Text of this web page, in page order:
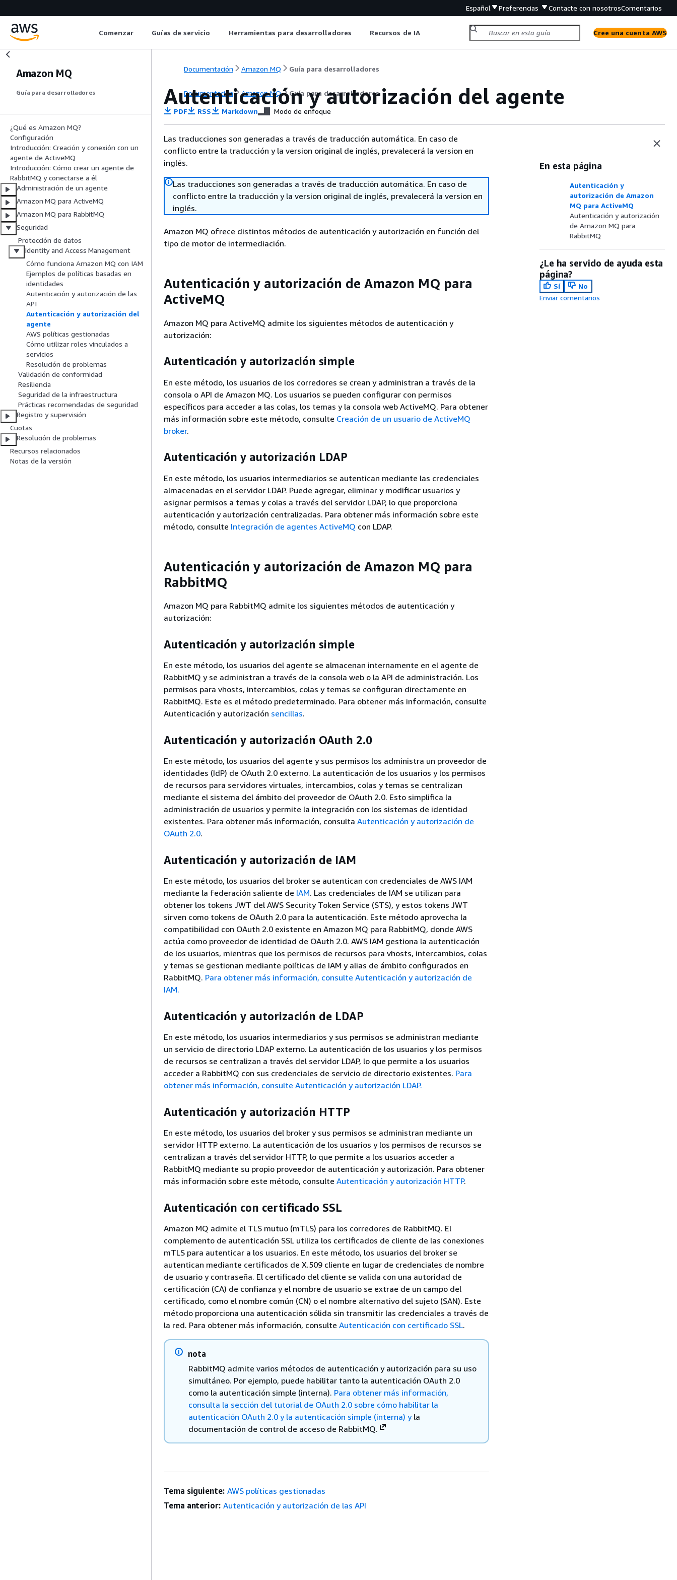
Español Preferencias Contacte con nosotrosComentarios
Comenzar Guías de servicio Herramientas para desarrolladores Recursos de IA Cree una cuenta AWS
Amazon MQ
Guía para desarrolladores
¿Qué es Amazon MQ?
Configuración
Introducción: Creación y conexión con un
agente de ActiveMQ
Introducción: Cómo crear un agente de
RabbitMQ y conectarse a él
Administración de un agente
Amazon MQ para ActiveMQ
Amazon MQ para RabbitMQ
Seguridad
Protección de datos
Identity and Access Management
Cómo funciona Amazon MQ con IAM
Ejemplos de políticas basadas en
identidades
Autenticación y autorización de las
API
Autenticación y autorización del
agente
AWS políticas gestionadas
Cómo utilizar roles vinculados a
servicios
Resolución de problemas
Validación de conformidad
Resiliencia
Seguridad de la infraestructura
Prácticas recomendadas de seguridad
Registro y supervisión
Cuotas
Resolución de problemas
Recursos relacionados
Notas de la versión
Documentación Amazon MQ Guía para desarrolladores
Documentación Amazon MQ Guía para desarrolladores
Autenticación y autorización del agente
PDF RSS Markdown Modo de enfoque
Las traducciones son generadas a través de traducción automática. En caso de
conflicto entre la traducción y la version original de inglés, prevalecerá la version en
inglés.
Las traducciones son generadas a través de traducción automática. En caso de
conflicto entre la traducción y la version original de inglés, prevalecerá la version en
inglés.
Amazon MQ ofrece distintos métodos de autenticación y autorización en función del
tipo de motor de intermediación.
Autenticación y autorización de Amazon MQ para
ActiveMQ
Amazon MQ para ActiveMQ admite los siguientes métodos de autenticación y
autorización:
Autenticación y autorización simple
En este método, los usuarios de los corredores se crean y administran a través de la
consola o API de Amazon MQ. Los usuarios se pueden configurar con permisos
específicos para acceder a las colas, los temas y la consola web ActiveMQ. Para obtener
más información sobre este método, consulte Creación de un usuario de ActiveMQ
broker.
Autenticación y autorización LDAP
En este método, los usuarios intermediarios se autentican mediante las credenciales
almacenadas en el servidor LDAP. Puede agregar, eliminar y modificar usuarios y
asignar permisos a temas y colas a través del servidor LDAP, lo que proporciona
autenticación y autorización centralizadas. Para obtener más información sobre este
método, consulte Integración de agentes ActiveMQ con LDAP.
Autenticación y autorización de Amazon MQ para
RabbitMQ
Amazon MQ para RabbitMQ admite los siguientes métodos de autenticación y
autorización:
Autenticación y autorización simple
En este método, los usuarios del agente se almacenan internamente en el agente de
RabbitMQ y se administran a través de la consola web o la API de administración. Los
permisos para vhosts, intercambios, colas y temas se configuran directamente en
RabbitMQ. Este es el método predeterminado. Para obtener más información, consulte
Autenticación y autorización sencillas.
Autenticación y autorización OAuth 2.0
En este método, los usuarios del agente y sus permisos los administra un proveedor de
identidades (IdP) de OAuth 2.0 externo. La autenticación de los usuarios y los permisos
de recursos para servidores virtuales, intercambios, colas y temas se centralizan
mediante el sistema del ámbito del proveedor de OAuth 2.0. Esto simplifica la
administración de usuarios y permite la integración con los sistemas de identidad
existentes. Para obtener más información, consulta Autenticación y autorización de
OAuth 2.0.
Autenticación y autorización de IAM
En este método, los usuarios del broker se autentican con credenciales de AWS IAM
mediante la federación saliente de IAM. Las credenciales de IAM se utilizan para
obtener los tokens JWT del AWS Security Token Service (STS), y estos tokens JWT
sirven como tokens de OAuth 2.0 para la autenticación. Este método aprovecha la
compatibilidad con OAuth 2.0 existente en Amazon MQ para RabbitMQ, donde AWS
actúa como proveedor de identidad de OAuth 2.0. AWS IAM gestiona la autenticación
de los usuarios, mientras que los permisos de recursos para vhosts, intercambios, colas
y temas se gestionan mediante políticas de IAM y alias de ámbito configurados en
RabbitMQ. Para obtener más información, consulte Autenticación y autorización de
IAM.
Autenticación y autorización de LDAP
En este método, los usuarios intermediarios y sus permisos se administran mediante
un servicio de directorio LDAP externo. La autenticación de los usuarios y los permisos
de recursos se centralizan a través del servidor LDAP, lo que permite a los usuarios
acceder a RabbitMQ con sus credenciales de servicio de directorio existentes. Para
obtener más información, consulte Autenticación y autorización LDAP.
Autenticación y autorización HTTP
En este método, los usuarios del broker y sus permisos se administran mediante un
servidor HTTP externo. La autenticación de los usuarios y los permisos de recursos se
centralizan a través del servidor HTTP, lo que permite a los usuarios acceder a
RabbitMQ mediante su propio proveedor de autenticación y autorización. Para obtener
más información sobre este método, consulte Autenticación y autorización HTTP.
Autenticación con certificado SSL
Amazon MQ admite el TLS mutuo (mTLS) para los corredores de RabbitMQ. El
complemento de autenticación SSL utiliza los certificados de cliente de las conexiones
mTLS para autenticar a los usuarios. En este método, los usuarios del broker se
autentican mediante certificados de X.509 cliente en lugar de credenciales de nombre
de usuario y contraseña. El certificado del cliente se valida con una autoridad de
certificación (CA) de confianza y el nombre de usuario se extrae de un campo del
certificado, como el nombre común (CN) o el nombre alternativo del sujeto (SAN). Este
método proporciona una autenticación sólida sin transmitir las credenciales a través de
la red. Para obtener más información, consulte Autenticación con certificado SSL.
nota
RabbitMQ admite varios métodos de autenticación y autorización para su uso
simultáneo. Por ejemplo, puede habilitar tanto la autenticación OAuth 2.0
como la autenticación simple (interna). Para obtener más información,
consulta la sección del tutorial de OAuth 2.0 sobre cómo habilitar la
autenticación OAuth 2.0 y la autenticación simple (interna) yla
documentación de control de acceso de RabbitMQ.
En esta página
Autenticación y
autorización de Amazon
MQ para ActiveMQ
Autenticación y autorización
de Amazon MQ para
RabbitMQ
¿Le ha servido de ayuda esta
página?
Sí
No
Enviar comentarios
Tema siguiente: AWS políticas gestionadas
Tema anterior: Autenticación y autorización de las API